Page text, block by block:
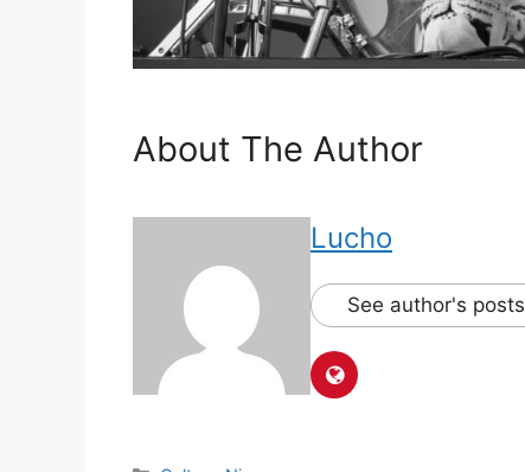
About The Author
Lucho
See author's posts